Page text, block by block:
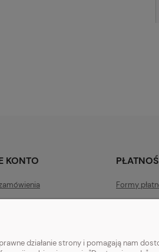
KONTO
konta
Formy
Czas i
działanie strony i pomagają nam